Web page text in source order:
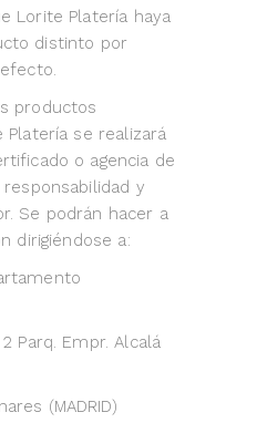
Lorite Platería haya
distinto por
productos
Platería se realizará
o agencia de
y
Se podrán hacer a
dirigiéndose a:
Parq. Empr. Alcalá
(MADRID)